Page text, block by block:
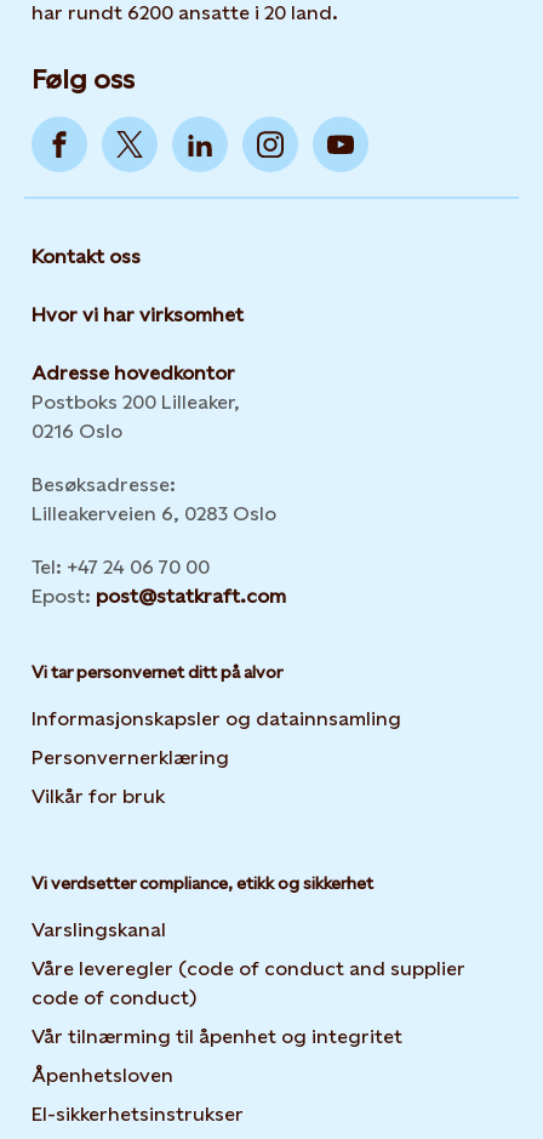
har rundt 6200 ansatte i 20 land.
Følg oss
Kontakt oss
Hvor vi har virksomhet
Adresse hovedkontor
Postboks 200 Lilleaker,
0216 Oslo
Besøksadresse:
Lilleakerveien 6, 0283 Oslo
Tel: +47 24 06 70 00
Epost: post@statkraft.com
Vi tar personvernet ditt på alvor
Informasjonskapsler og datainnsamling
Personvernerklæring
Vilkår for bruk
Vi verdsetter compliance, etikk og sikkerhet
Varslingskanal
Våre leveregler (code of conduct and supplier
code of conduct)
Vår tilnærming til åpenhet og integritet
Åpenhetsloven
El-sikkerhetsinstrukser